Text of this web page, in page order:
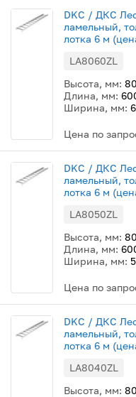
DKC / ДКС
ламельный,
лотка 6 м
LA8060ZL
Высота, мм: 80
Длина, мм:
Ширина, мм:
Цена по
DKC / ДКС
ламельный,
лотка 6 м
LA8050ZL
Высота, мм: 80
Длина, мм:
Ширина, мм:
Цена по
DKC / ДКС
ламельный,
лотка 6 м
LA8040ZL
Высота, мм: 80